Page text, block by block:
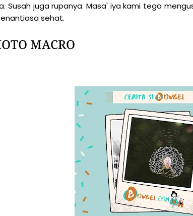
Susah juga rupanya. Masa' iya kami tega
sehat.
MACRO